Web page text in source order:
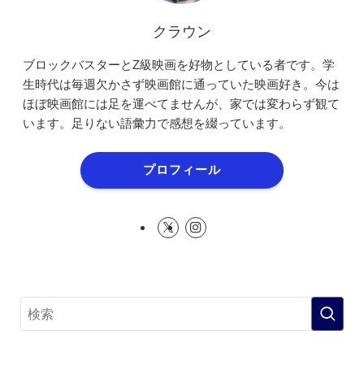
クラウン
ブロックバスターとZ級映画を好物としている者です。学
生時代は毎週欠かさず映画館に通っていた映画好き。今は
ほぼ映画館には足を運べてませんが、家では変わらず観て
います。足りない語彙力で感想を綴っています。
プロフィール